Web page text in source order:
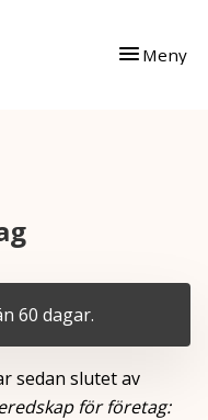
Meny
60 dagar.
sedan slutet av
för företag: